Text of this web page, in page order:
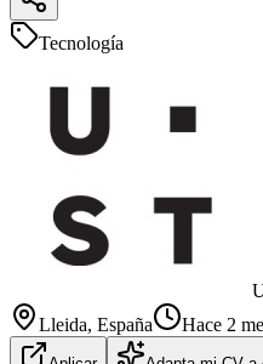
Tecnología
Lleida, España Hace 2